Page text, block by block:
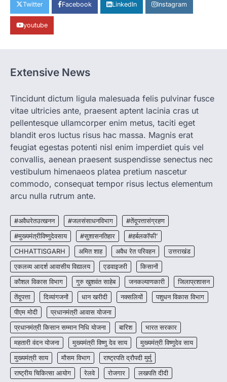
पालन से बढ़ी आय और मजबूत हुआ आत्मविश्वास
बनाने की दिशा में जिले के नगरी…
2
CHHATTISGARH
जाएगी एल्बेंडाजोल
More Khabar August 7, 2026
रायपुर। राष्ट्रीय कृमि मुक्ति दिवस भारत सरकार द्वारा
बच्चों के स्वास्थ्य सुधार के लिए वर्ष…
3
CHHATTISGARH
CG : मुख्यमंत्री विष्णुदेव साय के नेतृत्व में
छत्तीसगढ़ को बड़ी उपलब्धि
More Khabar
हरित विकास और किसानों की आय…
4
CHHATTISGARH
CG : पांच माह की अनुष्का को मिला नया
जीवन, चिरायु योजना से संभव हुई सफल सर्जरी
More Khabar August 7, 2026
रायपुर। राष्ट्रीय बाल स्वास्थ्य कार्यक्रम (चिरायु) के तहत
जशपुर जिले की 5 माह की मासूम…
Twitter Facebook LinkedIn Instagram
youtube
Extensive News
Tincidunt dictum ligula malesuada felis pulvinar fusce
vitae ultricies ante, praesent aptent lacinia cras ut
pellentesque ullamcorper enim metus, taciti eget
blandit eros luctus risus hac massa. Magnis erat
feugiat egestas potenti nisl enim imperdiet quis vel
convallis, aenean praesent suspendisse senectus nec
vestibulum himenaeos platea pretium nascetur
commodo, consequat tempor risus lectus elementum
arcu nulla rutrum ante.
#अवैधरेतउत्खनन #जलसंसाधनविभाग
#तेंदूपत्तासंग्रहण
#मुख्यमंत्रीविष्णुदेवसाय
#सुशासनतिहार
#हर्बलकॉफी’
CHHATTISGARH
अमित शाह अवैध रेत परिवहन
उत्तराखंड
एकलव्य आदर्श आवासीय विद्यालय
एडवाइजरी
किसानों
कौशल विकास विभाग
गुरु खुशवंत साहेब जनकल्याणकारी
जिलाप्रशासन
तेंदूपत्ता
दिव्यांगजनों धान खरीदी नक्सलियों
पशुधन विकास विभाग
पीएम मोदी
प्रधानमंत्री आवास योजना
प्रधानमंत्री किसान सम्मान निधि योजना
बारिश
भारत सरकार
महतारी वंदन योजना
मुख्यमंत्री विष्णु देव साय
मुख्यमंत्री विष्णुदेव साय
मुख्यमंत्री साय
मौसम विभाग
राष्ट्रपति द्रौपदी मुर्मु
राष्ट्रीय चिकित्सा आयोग
रेलवे रोजगार
लखपति दीदी